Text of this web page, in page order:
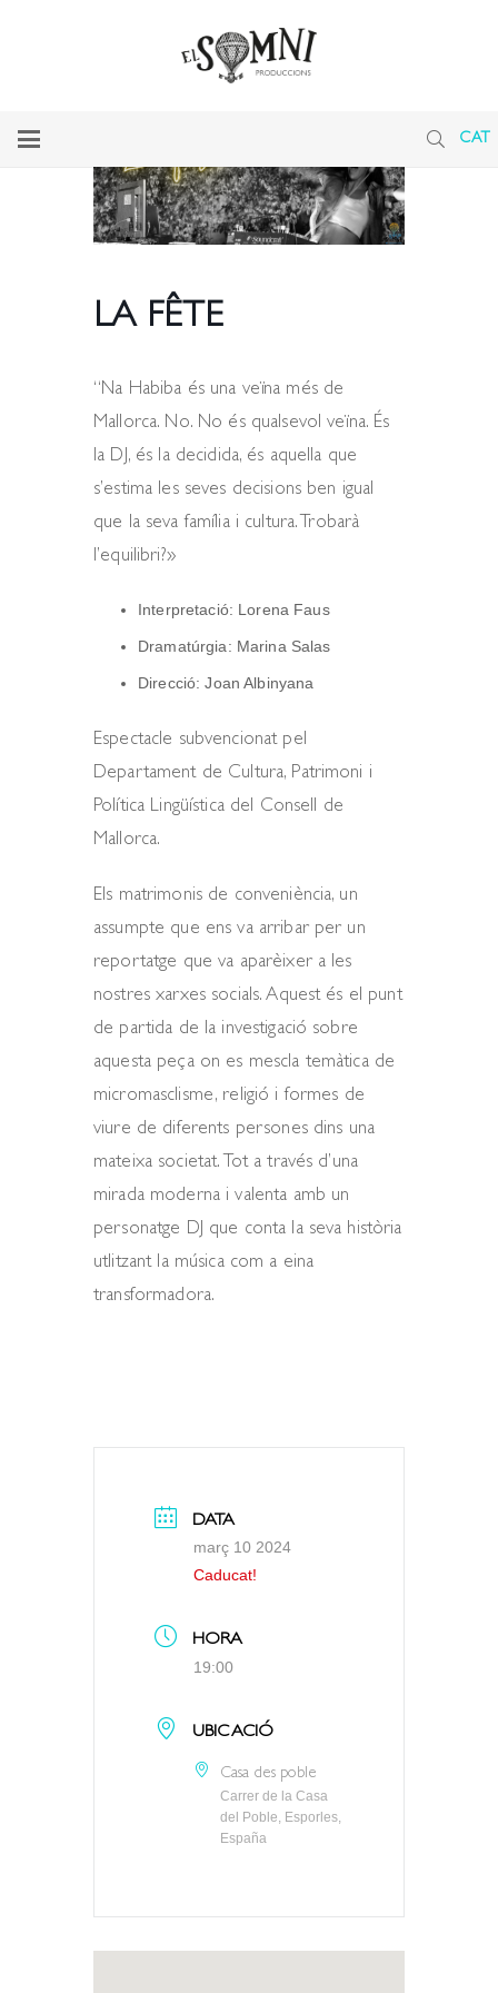
CAT
LA FÊTE
“Na Habiba és una veïna més de
Mallorca. No. No és qualsevol veïna. És
la DJ, és la decidida, és aquella que
s’estima les seves decisions ben igual
que la seva família i cultura. Trobarà
l’equilibri?»
Interpretació: Lorena Faus
Dramatúrgia: Marina Salas
Direcció: Joan Albinyana
Espectacle subvencionat pel
Departament de Cultura, Patrimoni i
Política Lingüística del Consell de
Mallorca.
Els matrimonis de conveniència, un
assumpte que ens va arribar per un
reportatge que va aparèixer a les
nostres xarxes socials. Aquest és el punt
de partida de la investigació sobre
aquesta peça on es mescla temàtica de
micromasclisme, religió i formes de
viure de diferents persones dins una
mateixa societat. Tot a través d’una
mirada moderna i valenta amb un
personatge DJ que conta la seva història
utlitzant la música com a eina
transformadora.
DATA
març 10 2024
Caducat!
HORA
19:00
UBICACIÓ
Casa des poble
Carrer de la Casa
del Poble, Esporles,
España